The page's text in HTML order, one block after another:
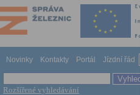
Novinky Kontakty Portál Jízdní řád
Rozšířené vyhledávání